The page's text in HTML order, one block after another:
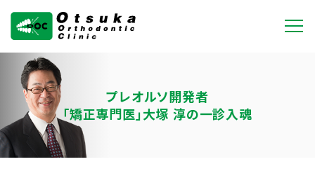
大塚矯正歯科クリニ
ック
プレオルソ開発者
「矯正専門医」大塚 淳の一診入魂